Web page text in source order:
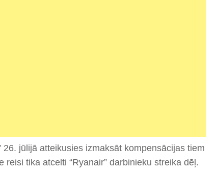
26. jūlijā atteikusies izmaksāt kompensācijas tiem
reisi tika atcelti “Ryanair” darbinieku streika dēļ.